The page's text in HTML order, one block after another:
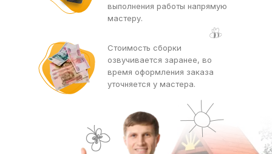
выполнения работы напрямую
мастеру.
Стоимость сборки
озвучивается заранее, во
время оформления заказа
уточняется у мастера.